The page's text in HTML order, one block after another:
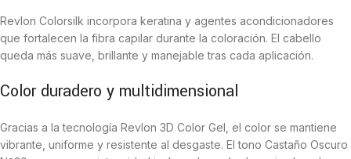
Revlon Colorsilk incorpora keratina y agentes acondicionadores
que fortalecen la fibra capilar durante la coloración. El cabello
queda más suave, brillante y manejable tras cada aplicación.
Color duradero y multidimensional
Gracias a la tecnología Revlon 3D Color Gel, el color se mantiene
vibrante, uniforme y resistente al desgaste. El tono Castaño Oscuro